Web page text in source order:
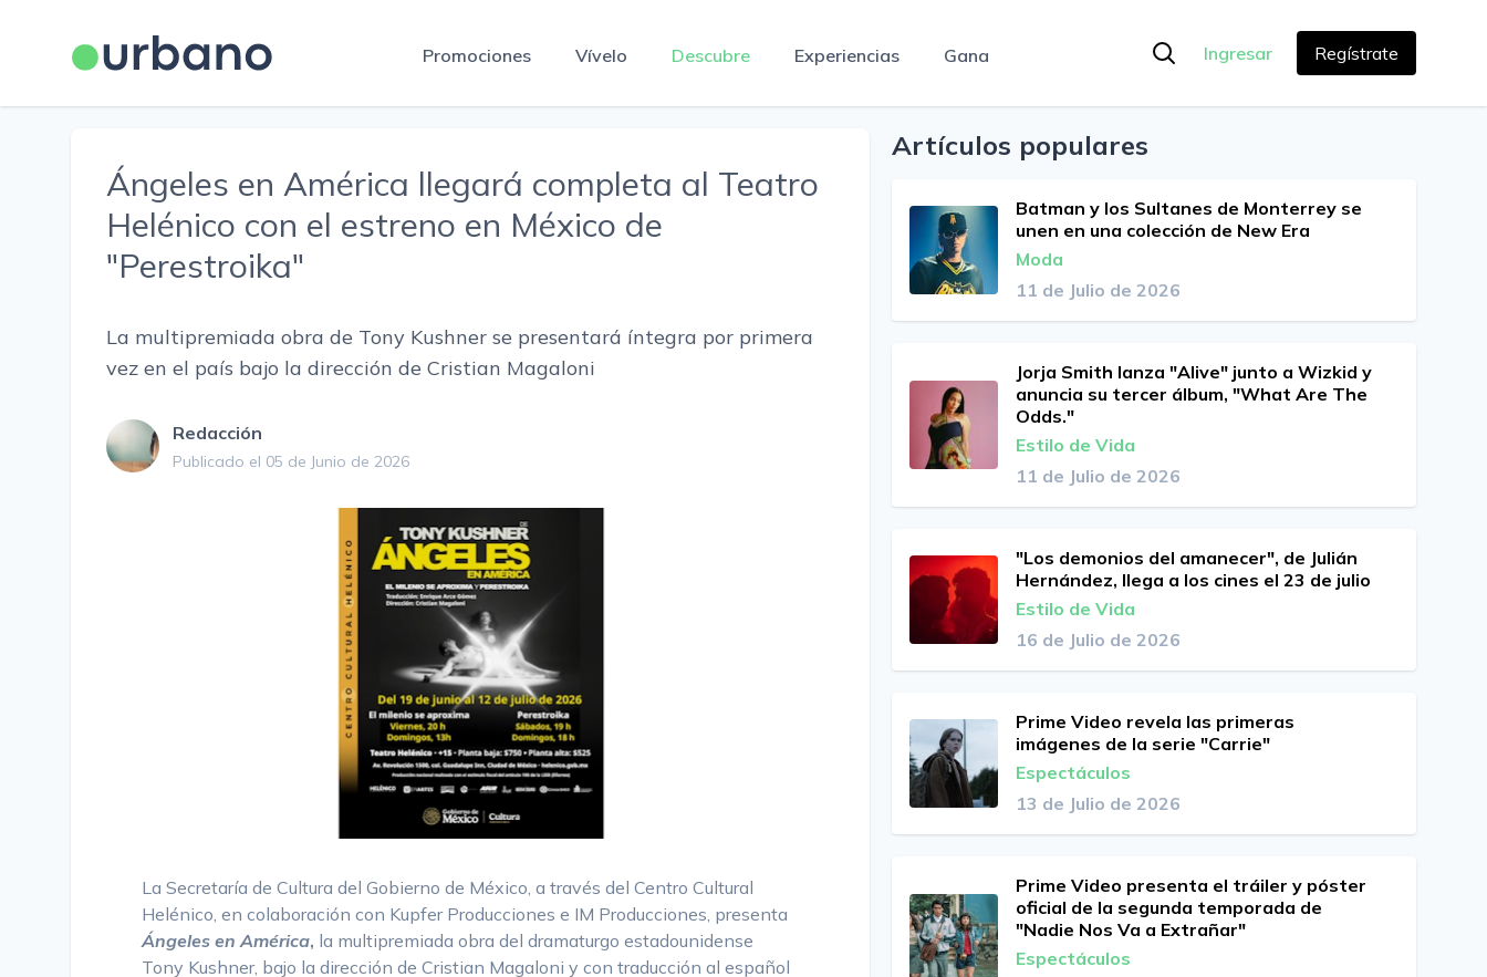
Promociones Vívelo Descubre Experiencias Gana Ingresar Regístrate
Ángeles en América llegará completa al Teatro
Helénico con el estreno en México de
"Perestroika"
La multipremiada obra de Tony Kushner se presentará íntegra por primera
vez en el país bajo la dirección de Cristian Magaloni
Redacción
Publicado el 05 de Junio de 2026
La Secretaría de Cultura del Gobierno de México, a través del Centro Cultural
Helénico, en colaboración con Kupfer Producciones e IM Producciones, presenta
Ángeles en América, la multipremiada obra del dramaturgo estadounidense
Tony Kushner, bajo la dirección de Cristian Magaloni y con traducción al español
Artículos populares
Batman y los Sultanes de Monterrey se
unen en una colección de New Era
Moda
11 de Julio de 2026
Jorja Smith lanza "Alive" junto a Wizkid y
anuncia su tercer álbum, "What Are The
Odds."
Estilo de Vida
11 de Julio de 2026
"Los demonios del amanecer", de Julián
Hernández, llega a los cines el 23 de julio
Estilo de Vida
16 de Julio de 2026
Prime Video revela las primeras
imágenes de la serie "Carrie"
Espectáculos
13 de Julio de 2026
Prime Video presenta el tráiler y póster
oficial de la segunda temporada de
"Nadie Nos Va a Extrañar"
Espectáculos